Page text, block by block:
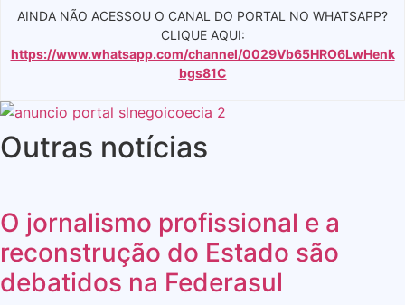
AINDA NÃO ACESSOU O CANAL DO PORTAL NO WHATSAPP?
CLIQUE AQUI:
https://www.whatsapp.com/channel/0029Vb65HRO6LwHenk
bgs81C
Outras notícias
O jornalismo profissional e a
reconstrução do Estado são
debatidos na Federasul